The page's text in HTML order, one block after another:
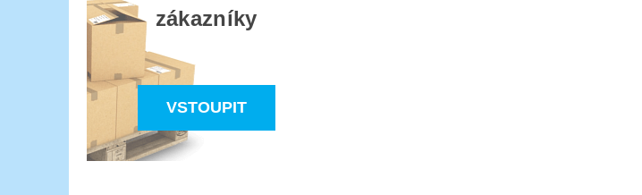
zákazníky
VSTOUPIT